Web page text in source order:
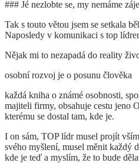
### Jé nezlobte se, my nemáme
Tak s touto větou jsem se setkala
Naposledy v komunikaci s top
Nějak mi to nezapadá do reality
osobní rozvoj je o posunu člověka
každá kniha o známé osobnosti,
majiteli firmy, obsahuje cestu
kterému se dostal tam, kde je.
I on sám, TOP lídr musel projít
svého myšlení, musel měnit každý
kde je teď a myslím, že to bude